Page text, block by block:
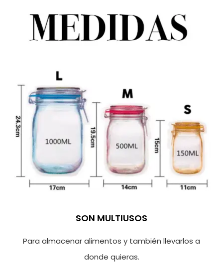
SON MULTIUSOS
Para almacenar alimentos y también llevarlos a
donde quieras.